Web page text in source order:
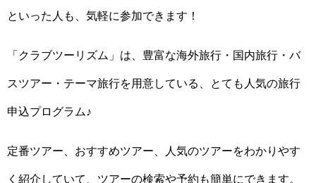
といった人も、気軽に参加できます！
「クラブツーリズム」は、豊富な海外旅行・国内旅行・バ
スツアー・テーマ旅行を用意している、とても人気の旅行
申込プログラム♪
定番ツアー、おすすめツアー、人気のツアーをわかりやす
く紹介していて、ツアーの検索や予約も簡単にできます。